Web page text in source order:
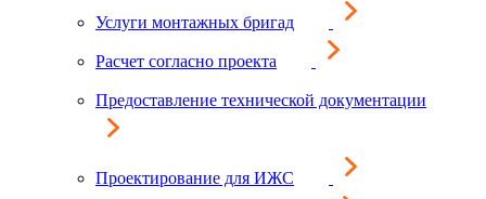
Услуги монтажных бригад
Расчет согласно проекта
Предоставление технической документации
Проектирование для ИЖС